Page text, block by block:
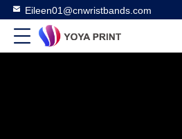
Eileen01@cnwristbands.com